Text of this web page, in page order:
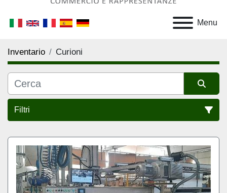
Menu
Inventario Curioni
Filtri
Tutte le categorie
Ordina per